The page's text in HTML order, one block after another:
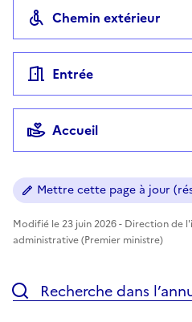
Chemin extérieur
Entrée
Accueil
Mettre cette page à jour
Modifié le 23 juin 2026 - Direction de
administrative (Premier ministre)
Recherche dans